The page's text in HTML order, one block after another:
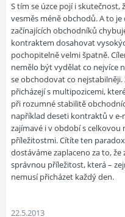
S tím se úzce pojí i
vesměs méně obchodů. A to
začínajících obchodníků
kontraktem dosahovat
pochopitelně velmi špatně.
nemělo být vydělat co nejvíce
se obchodovat co
přicházejí s multipozicemi,
při rozumné stabilitě
například deseti kontraktů v
zajímavé i v období s
příležitostmi. Cítíte ten
dostáváme zaplaceno za to,
správnou příležitost, která –
nemusí přicházet každý den.
22.5.2013